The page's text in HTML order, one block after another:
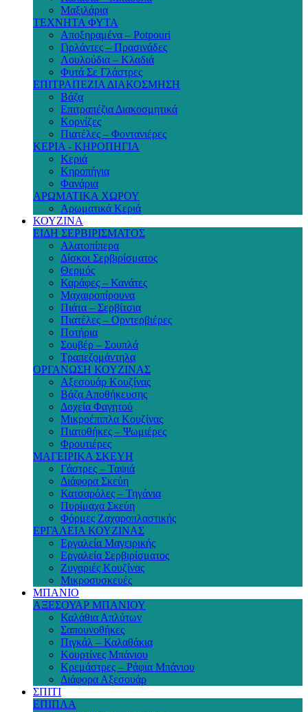
Μαξιλάρια
ΤΕΧΝΗΤΑ ΦΥΤΑ
Αποξηραμένα – Potpouri
Γιρλάντες – Πρασινάδες
Λουλούδια – Κλαδιά
Φυτά Σε Γλάστρες
ΕΠΙΤΡΑΠΕΖΙΑ ΔΙΑΚΟΣΜΗΣΗ
Βάζα
Επιτραπέζια Διακοσμητικά
Κορνίζες
Πιατέλες – Φοντανιέρες
ΚΕΡΙΑ - ΚΗΡΟΠΗΓΙΑ
Κεριά
Κηροπήγια
Φανάρια
ΑΡΩΜΑΤΙΚΑ ΧΩΡΟΥ
Αρωματικά Κεριά
ΚΟΥΖΙΝΑ
ΕΙΔΗ ΣΕΡΒΙΡΙΣΜΑΤΟΣ
Αλατοπίπερα
Δίσκοι Σερβιρίσματος
Θερμός
Καράφες – Κανάτες
Μαχαιροπίρουνα
Πιάτα – Σερβίτσια
Πιατέλες – Ορντερβιέρες
Ποτήρια
Σουβέρ – Σουπλά
Τραπεζομάντηλα
ΟΡΓΑΝΩΣΗ ΚΟΥΖΙΝΑΣ
Αξεσουάρ Κουζίνας
Βάζα Αποθήκευσης
Δοχεία Φαγητού
Μικροέπιπλα Κουζίνας
Πιατοθήκες – Ψωμιέρες
Φρουτιέρες
ΜΑΓΕΙΡΙΚΑ ΣΚΕΥΗ
Γάστρες – Ταψιά
Διάφορα Σκεύη
Κατσαρόλες – Τηγάνια
Πυρίμαχα Σκεύη
Φόρμες Ζαχαροπλαστικής
ΕΡΓΑΛΕΙΑ ΚΟΥΖΙΝΑΣ
Εργαλεία Μαγειρικής
Εργαλεία Σερβιρίσματος
Ζυγαριές Κουζίνας
Μικροσυσκευές
ΜΠΑΝΙΟ
ΑΞΕΣΟΥΑΡ ΜΠΑΝΙΟΥ
Καλάθια Απλύτων
Σαπουνοθήκες
Πιγκάλ – Καλαθάκια
Κουρτίνες Μπάνιου
Κρεμάστρες – Ράφια Μπάνιου
Διάφορα Αξεσουάρ
ΣΠΙΤΙ
ΕΠΙΠΛΑ